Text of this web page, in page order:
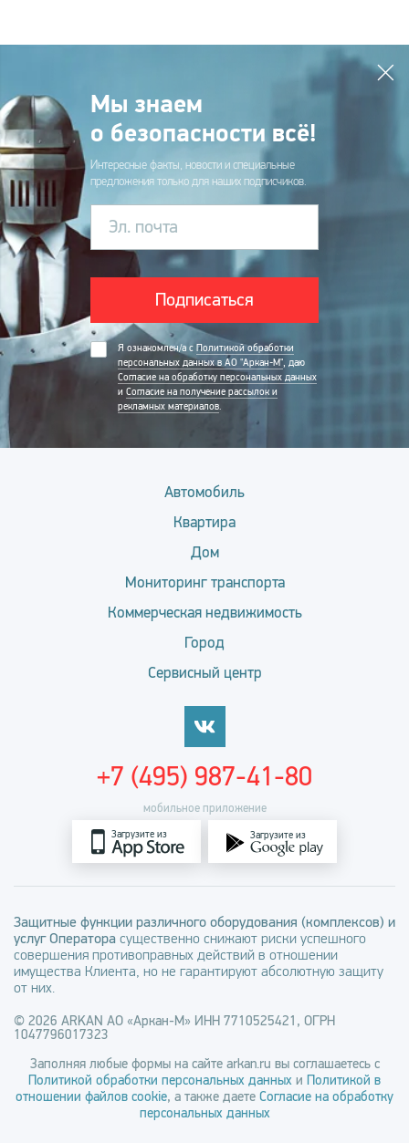
Мы знаем
о безопасности всё!
Интересные факты, новости и специальные
предложения только для наших подписчиков.
Эл. почта
Подписаться
Я ознакомлен/а с Политикой обработки
персональных данных в АО "Аркан-М", даю
Согласие на обработку персональных данных
и Согласие на получение рассылок и
рекламных материалов.
Автомобиль
Квартира
Дом
Мониторинг транспорта
Коммерческая недвижимость
Город
Сервисный центр
мобильное приложение
Загрузите из Загрузите из
+7 (495) 987-41-80
Защитные функции различного оборудования (комплексов) и
услуг Оператора существенно снижают риски успешного
совершения противоправных действий в отношении
имущества Клиента, но не гарантируют абсолютную защиту
от них.
© 2026 ARKAN АО «Аркан-М» ИНН 7710525421, ОГРН
1047796017323
Заполняя любые формы на сайте arkan.ru вы соглашаетесь с
Политикой обработки персональных данных и Политикой в
отношении файлов cookie, а также даете Согласие на обработку
персональных данных